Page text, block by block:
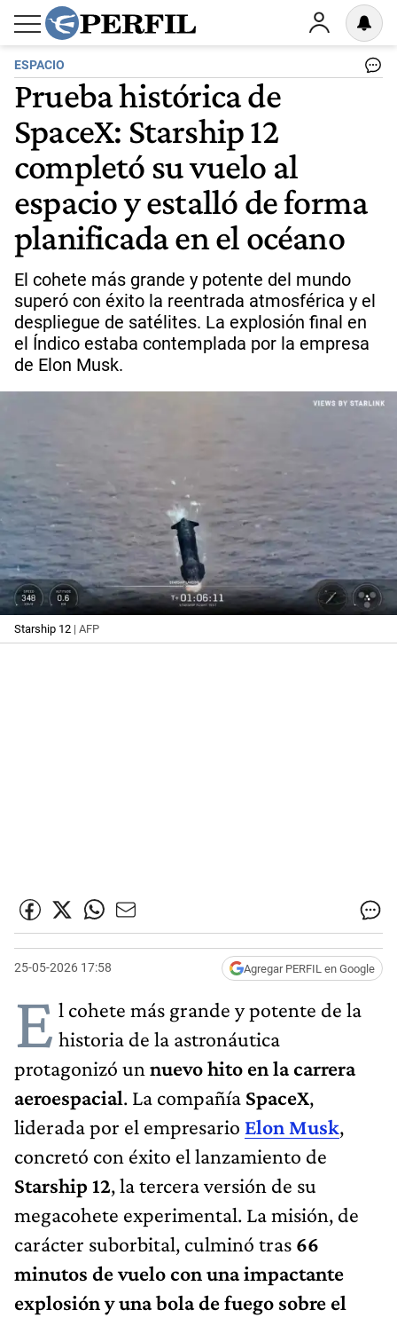
ESPACIO
Prueba histórica de
SpaceX: Starship 12
completó su vuelo al
espacio y estalló de forma
planificada en el océano
El cohete más grande y potente del mundo
superó con éxito la reentrada atmosférica y el
despliegue de satélites. La explosión final en
el Índico estaba contemplada por la empresa
de Elon Musk.
Starship 12 | AFP
25-05-2026 17:58 Agregar PERFIL en Google
E l cohete más grande y potente de la
historia de la astronáutica
protagonizó un nuevo hito en la carrera
aeroespacial. La compañía SpaceX,
liderada por el empresario Elon Musk,
concretó con éxito el lanzamiento de
Starship 12, la tercera versión de su
megacohete experimental. La misión, de
carácter suborbital, culminó tras 66
minutos de vuelo con una impactante
explosión y una bola de fuego sobre el